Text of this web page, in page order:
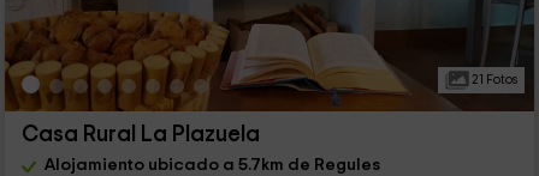
21 Fotos
Casa Rural La Plazuela
Alojamiento ubicado a 5.7km de Regules